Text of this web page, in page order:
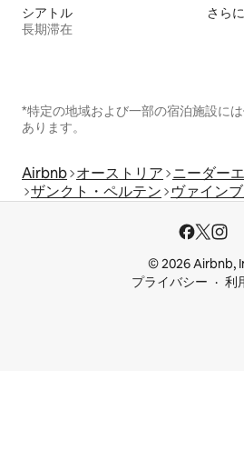
シアトル
長期滞在
さら
*特定の地域および一部の宿泊施設に
あります。
Airbnb オーストリア ニーダー
ザンクト・ペルテン
ヴァイン
© 2026 Airbnb,
プライバシー
利